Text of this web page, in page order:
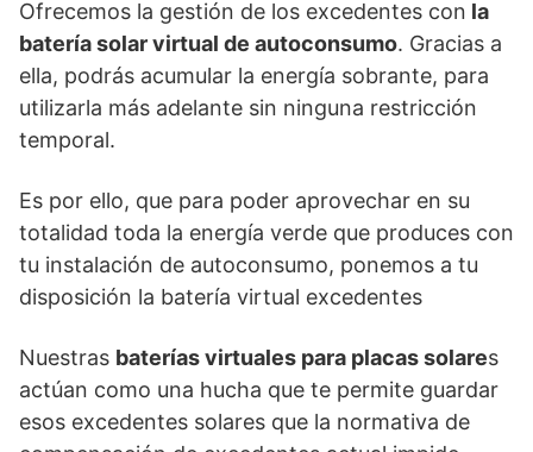
Ofrecemos la gestión de los excedentes con la
batería solar virtual de autoconsumo. Gracias a
ella, podrás acumular la energía sobrante, para
utilizarla más adelante sin ninguna restricción
temporal.
Es por ello, que para poder aprovechar en su
totalidad toda la energía verde que produces con
tu instalación de autoconsumo, ponemos a tu
disposición la batería virtual excedentes
Nuestras baterías virtuales para placas solares
actúan como una hucha que te permite guardar
esos excedentes solares que la normativa de